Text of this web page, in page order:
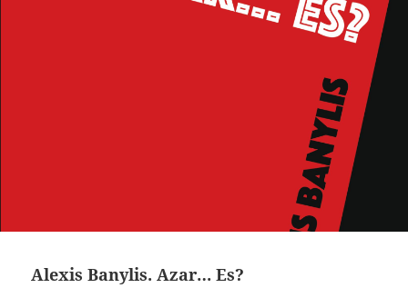
Alexis Banylis. Azar… Es?